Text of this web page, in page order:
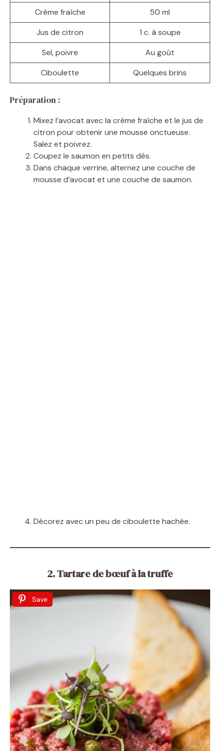
e
Crème fraîche
50 ml
Jus de citron
1 c. à soupe
Sel, poivre
Au goût
Ciboulette
Quelques brins
Préparation :
Mixez l’avocat avec la crème fraîche et le jus de
citron pour obtenir une mousse onctueuse.
Salez et poivrez.
Coupez le saumon en petits dés.
Dans chaque verrine, alternez une couche de
mousse d’avocat et une couche de saumon.
Décorez avec un peu de ciboulette hachée.
2. Tartare de bœuf à la truffe
Save